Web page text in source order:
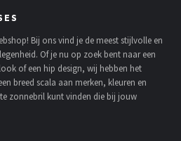
Bij ons vind je de meest stijlvolle en
Of je nu op zoek bent naar een
of een hip design, wij hebben het
breed scala aan merken, kleuren en
zonnebril kunt vinden die bij jouw